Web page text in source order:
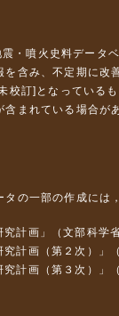
・噴火史料データ
含み、不定期に改
校訂]となっている
含まれている場合が
の一部の作成には
究計画」（文部科学
究計画（第２次）」
究計画（第３次）」